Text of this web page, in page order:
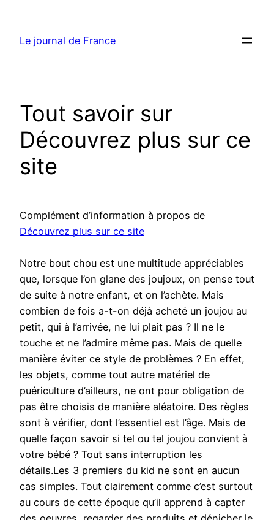
contenu
Le journal de France
Tout savoir sur
Découvrez plus sur ce
site
Complément d’information à propos de
Découvrez plus sur ce site
Notre bout chou est une multitude appréciables
que, lorsque l’on glane des joujoux, on pense tout
de suite à notre enfant, et on l’achète. Mais
combien de fois a-t-on déjà acheté un joujou au
petit, qui à l’arrivée, ne lui plait pas ? Il ne le
touche et ne l’admire même pas. Mais de quelle
manière éviter ce style de problèmes ? En effet,
les objets, comme tout autre matériel de
puériculture d’ailleurs, ne ont pour obligation de
pas être choisis de manière aléatoire. Des règles
sont à vérifier, dont l’essentiel est l’âge. Mais de
quelle façon savoir si tel ou tel joujou convient à
votre bébé ? Tout sans interruption les
détails.Les 3 premiers du kid ne sont en aucun
cas simples. Tout clairement comme c’est surtout
au cours de cette époque qu’il apprend à capter